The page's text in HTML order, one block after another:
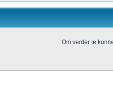
Om verder te